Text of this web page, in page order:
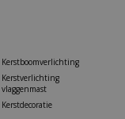
Kerstboomverlichting
Kerstverlichting
vlaggenmast
Kerstdecoratie